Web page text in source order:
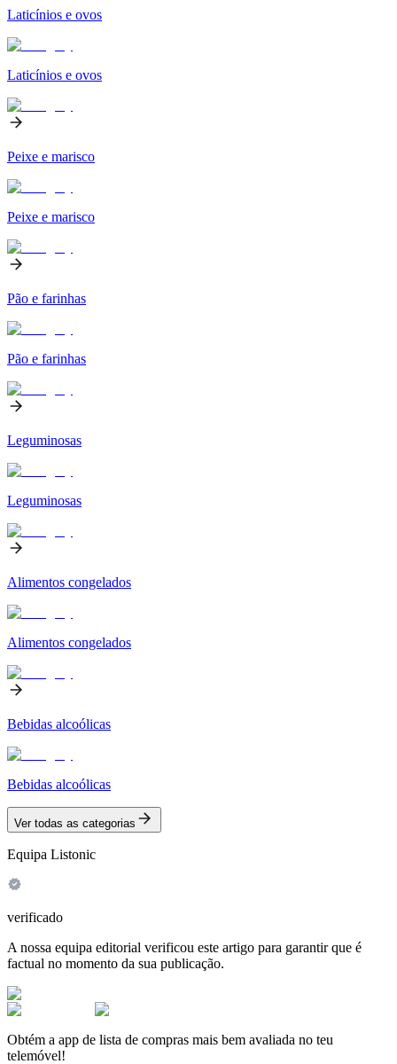
Laticínios e ovos
Laticínios e ovos
Peixe e marisco
Peixe e marisco
Pão e farinhas
Pão e farinhas
Leguminosas
Leguminosas
Alimentos congelados
Alimentos congelados
Bebidas alcoólicas
Bebidas alcoólicas
Ver todas as categorias
Equipa Listonic
verificado
A nossa equipa editorial verificou este artigo para garantir que é
factual no momento da sua publicação.
Obtém a app de lista de compras mais bem avaliada no teu
telemóvel!